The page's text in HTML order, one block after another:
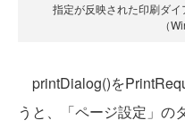
指定が反映された印刷ダ
（
printDialog()を
うと、「ページ設定」の